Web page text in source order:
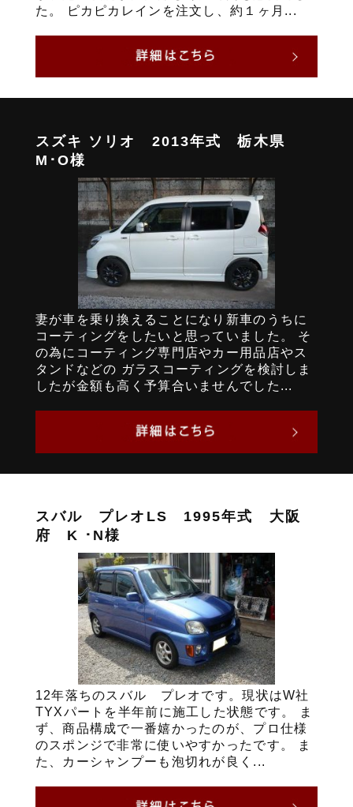
た。 ピカピカレインを注文し、約１ヶ月...
スズキ ソリオ 2013年式 栃木県
M･O様
妻が車を乗り換えることになり新車のうちに
コーティングをしたいと思っていました。 そ
の為にコーティング専門店やカー用品店やス
タンドなどの ガラスコーティングを検討しま
したが金額も高く予算合いませんでした...
スバル プレオLS 1995年式 大阪
府 K ･N様
12年落ちのスバル プレオです。現状はW社
TYXパートを半年前に施工した状態です。 ま
ず、商品構成で一番嬉かったのが、プロ仕様
のスポンジで非常に使いやすかったです。 ま
た、カーシャンプーも泡切れが良く...